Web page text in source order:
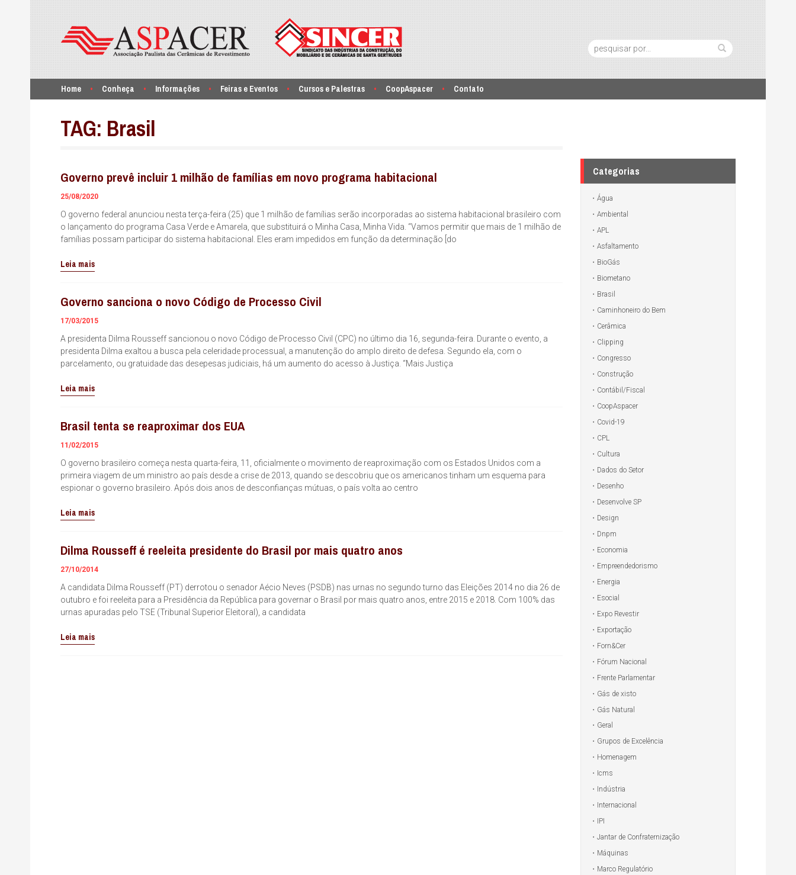
Home Conheça Informações Feiras e Eventos Cursos e Palestras CoopAspacer Contato
Pesquisa:
TAG: Brasil
Governo prevê incluir 1 milhão de famílias em novo programa habitacional
25/08/2020
O governo federal anunciou nesta terça-feira (25) que 1 milhão de famílias serão incorporadas ao sistema habitacional brasileiro com
o lançamento do programa Casa Verde e Amarela, que substituirá o Minha Casa, Minha Vida. “Vamos permitir que mais de 1 milhão de
famílias possam participar do sistema habitacional. Eles eram impedidos em função da determinação [do
Leia mais
Governo sanciona o novo Código de Processo Civil
17/03/2015
A presidenta Dilma Rousseff sancionou o novo Código de Processo Civil (CPC) no último dia 16, segunda-feira. Durante o evento, a
presidenta Dilma exaltou a busca pela celeridade processual, a manutenção do amplo direito de defesa. Segundo ela, com o
parcelamento, ou gratuidade das desepesas judiciais, há um aumento do acesso à Justiça. “Mais Justiça
Leia mais
Brasil tenta se reaproximar dos EUA
11/02/2015
O governo brasileiro começa nesta quarta-feira, 11, oficialmente o movimento de reaproximação com os Estados Unidos com a
primeira viagem de um ministro ao país desde a crise de 2013, quando se descobriu que os americanos tinham um esquema para
espionar o governo brasileiro. Após dois anos de desconfianças mútuas, o país volta ao centro
Leia mais
Dilma Rousseff é reeleita presidente do Brasil por mais quatro anos
27/10/2014
A candidata Dilma Rousseff (PT) derrotou o senador Aécio Neves (PSDB) nas urnas no segundo turno das Eleições 2014 no dia 26 de
outubro e foi reeleita para a Presidência da República para governar o Brasil por mais quatro anos, entre 2015 e 2018. Com 100% das
urnas apuradas pelo TSE (Tribunal Superior Eleitoral), a candidata
Leia mais
Categorias
Água
Ambiental
APL
Asfaltamento
BioGás
Biometano
Brasil
Caminhoneiro do Bem
Cerâmica
Clipping
Congresso
Construção
Contábil/Fiscal
CoopAspacer
Covid-19
CPL
Cultura
Dados do Setor
Desenho
Desenvolve SP
Design
Dnpm
Economia
Empreendedorismo
Energia
Esocial
Expo Revestir
Exportação
Forn&Cer
Fórum Nacional
Frente Parlamentar
Gás de xisto
Gás Natural
Geral
Grupos de Excelência
Homenagem
Icms
Indústria
Internacional
IPI
Jantar de Confraternização
Máquinas
Marco Regulatório